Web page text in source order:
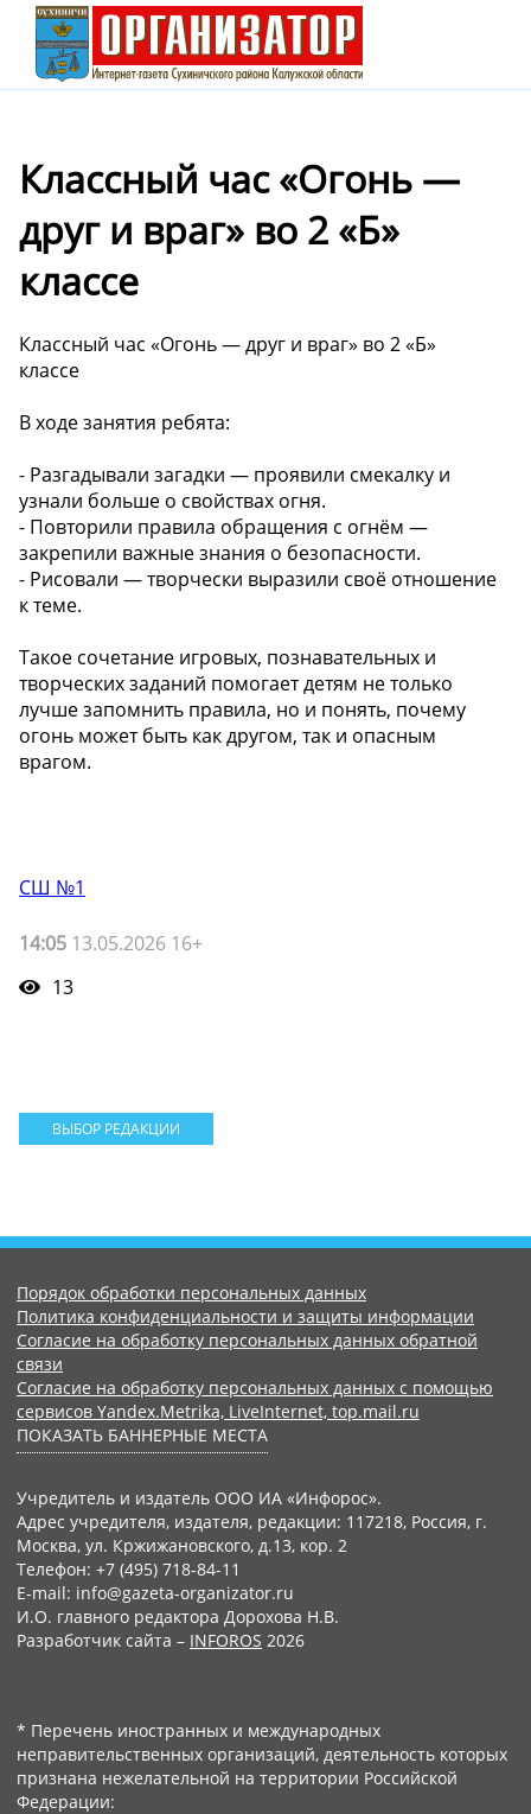
Классный час «Огонь —
друг и враг» во 2 «Б»
классе
Классный час «Огонь — друг и враг» во 2 «Б»
классе
В ходе занятия ребята:
- Разгадывали загадки — проявили смекалку и
узнали больше о свойствах огня.
- Повторили правила обращения с огнём —
закрепили важные знания о безопасности.
- Рисовали — творчески выразили своё отношение
к теме.
Такое сочетание игровых, познавательных и
творческих заданий помогает детям не только
лучше запомнить правила, но и понять, почему
огонь может быть как другом, так и опасным
врагом.
СШ №1
14:05 13.05.2026 16+
13
ВЫБОР РЕДАКЦИИ
Порядок обработки персональных данных
Политика конфиденциальности и защиты информации
Согласие на обработку персональных данных обратной
связи
Согласие на обработку персональных данных с помощью
сервисов Yandex.Metrika, LiveInternet, top.mail.ru
ПОКАЗАТЬ БАННЕРНЫЕ МЕСТА
Учредитель и издатель ООО ИА «Инфорос».
Адрес учредителя, издателя, редакции: 117218, Россия, г.
Москва, ул. Кржижановского, д.13, кор. 2
Телефон: +7 (495) 718-84-11
E-mail: info@gazeta-organizator.ru
И.О. главного редактора Дорохова Н.В.
Разработчик сайта – INFOROS 2026
* Перечень иностранных и международных
неправительственных организаций, деятельность которых
признана нежелательной на территории Российской
Федерации: